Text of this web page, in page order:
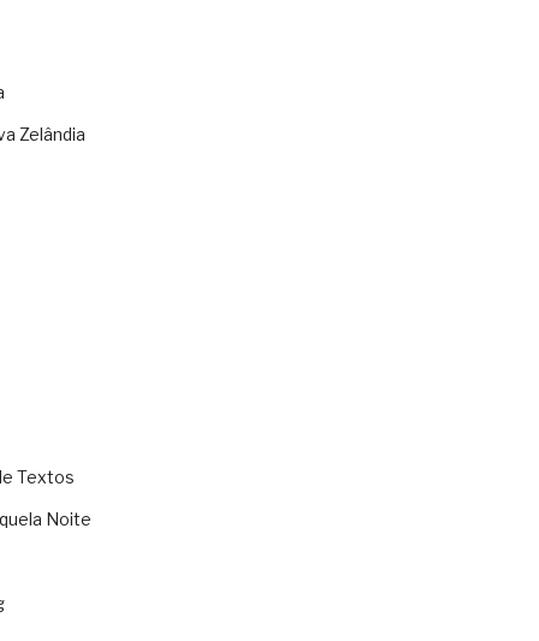
Zelândia
Textos
Noite